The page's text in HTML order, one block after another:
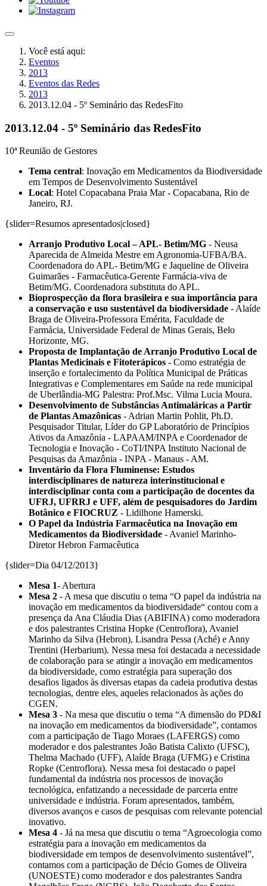
Você está aqui:
Eventos
2013
Eventos das Redes
2013
2013.12.04 - 5º Seminário das RedesFito
2013.12.04 - 5º Seminário das RedesFito
10ª Reunião de Gestores
Tema central: Inovação em Medicamentos da Biodiversidade
em Tempos de Desenvolvimento Sustentável
Local: Hotel Copacabana Praia Mar - Copacabana, Rio de
Janeiro, RJ.
{slider=Resumos apresentados|closed}
Arranjo Produtivo Local – APL- Betim/MG - Neusa
Aparecida de Almeida Mestre em Agronomia-UFBA/BA.
Coordenadora do APL- Betim/MG e Jaqueline de Oliveira
Guimarães - Farmacêutica-Gerente Farmácia-viva de
Betim/MG. Coordenadora substituta do APL.
Bioprospecção da flora brasileira e sua importância para
a conservação e uso sustentável da biodiversidade - Alaíde
Braga de Oliveira-Professora Emérita, Faculdade de
Farmácia, Universidade Federal de Minas Gerais, Belo
Horizonte, MG.
Proposta de Implantação de Arranjo Produtivo Local de
Plantas Medicinais e Fitoterápicos - Como estratégia de
inserção e fortalecimento da Política Municipal de Práticas
Integrativas e Complementares em Saúde na rede municipal
de Uberlândia-MG Palestra: Prof.Msc. Vilma Lucia Moura.
Desenvolvimento de Substâncias Antimaláricas a Partir
de Plantas Amazônicas - Adrian Martin Pohlit, Ph.D.
Pesquisador Titular, Líder do GP Laboratório de Princípios
Ativos da Amazônia - LAPAAM/INPA e Coordenador de
Tecnologia e Inovação - CoTI/INPA Instituto Nacional de
Pesquisas da Amazônia - INPA - Manaus - AM.
Inventário da Flora Fluminense: Estudos
interdisciplinares de natureza interinstitucional e
interdisciplinar conta com a participação de docentes da
UFRJ, UFRRJ e UFF, além de pesquisadores do Jardim
Botânico e FIOCRUZ - Lidilhone Hamerski.
O Papel da Indústria Farmacêutica na Inovação em
Medicamentos da Biodiversidade - Avaniel Marinho-
Diretor Hebron Farmacêutica
{slider=Dia 04/12/2013}
Mesa 1- Abertura
Mesa 2 - A mesa que discutiu o tema “O papel da indústria na
inovação em medicamentos da biodiversidade“ contou com a
presença da Ana Cláudia Dias (ABIFINA) como moderadora
e dos palestrantes Cristina Hopke (Centroflora), Avaniel
Marinho da Silva (Hebron), Lisandra Pessa (Aché) e Anny
Trentini (Herbarium). Nessa mesa foi destacada a necessidade
de colaboração para se atingir a inovação em medicamentos
da biodiversidade, como estratégia para superação dos
desafios ligados às diversas etapas da cadeia produtiva destas
tecnologias, dentre eles, aqueles relacionados às ações do
CGEN.
Mesa 3 - Na mesa que discutiu o tema “A dimensão do PD&I
na inovação em medicamentos da biodiversidade”, contamos
com a participação de Tiago Moraes (LAFERGS) como
moderador e dos palestrantes João Batista Calixto (UFSC),
Thelma Machado (UFF), Alaíde Braga (UFMG) e Cristina
Ropke (Centroflora). Nessa mesa foi destacado o papel
fundamental da indústria nos processos de inovação
tecnológica, enfatizando a necessidade de parceria entre
universidade e indústria. Foram apresentados, também,
diversos avanços e casos de pesquisas com relevante potencial
inovativo.
Mesa 4 - Já na mesa que discutiu o tema “Agroecologia como
estratégia para a inovação em medicamentos da
biodiversidade em tempos de desenvolvimento sustentável”,
contamos com a participação de Décio Gomes de Oliveira
(UNOESTE) como moderador e dos palestrantes Sandra